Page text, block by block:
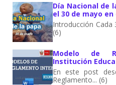
Día Nacional de
el 30 de mayo en
Introducción Cada
(6)
Modelo de
Institución
En este post
Reglamento... (6)